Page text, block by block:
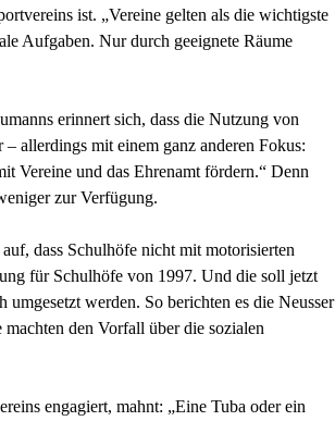
ist. „Vereine gelten als die wichtigste
Aufgaben. Nur durch geeignete Räume
erinnert sich, dass die Nutzung von
allerdings mit einem ganz anderen Fokus:
Vereine und das Ehrenamt fördern.“ Denn
zur Verfügung.
dass Schulhöfe nicht mit motorisierten
für Schulhöfe von 1997. Und die soll jetzt
werden. So berichten es die Neusser
den Vorfall über die sozialen
engagiert, mahnt: „Eine Tuba oder ein